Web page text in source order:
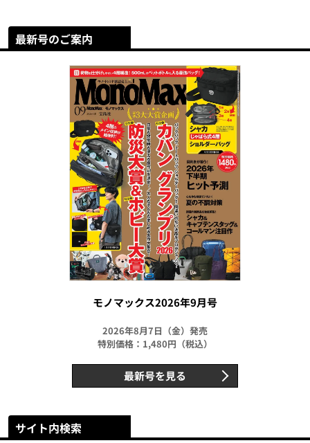
最新号のご案内
モノマックス2026年9月号
2026年8月7日（金）発売
特別価格：1,480円（税込）
最新号を見る
サイト内検索